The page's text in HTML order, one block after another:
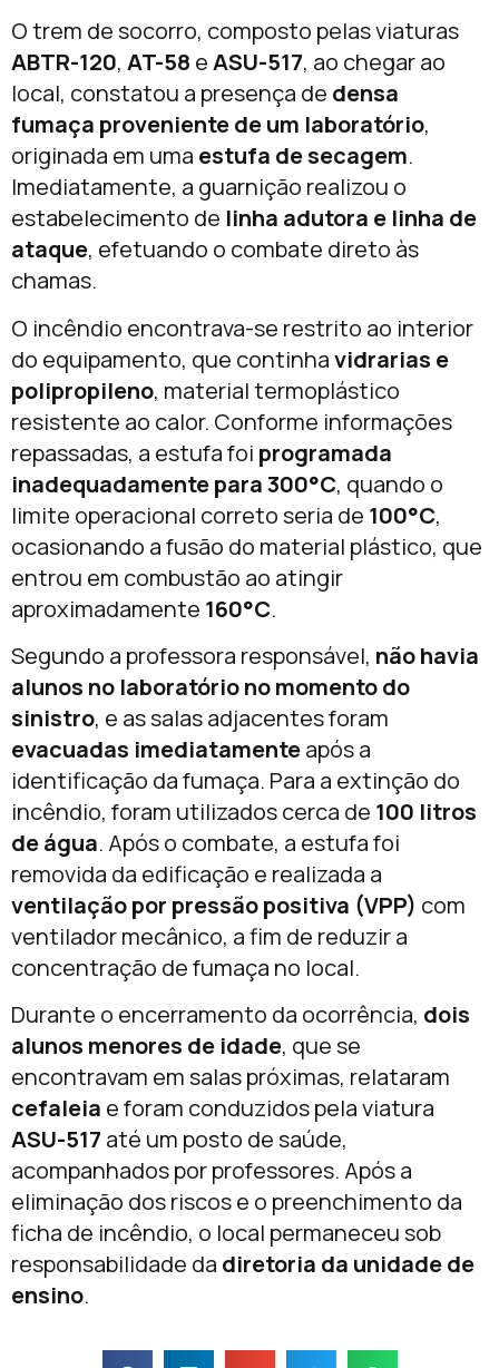
O trem de socorro, composto pelas viaturas
ABTR-120, AT-58 eASU-517, ao chegar ao
local, constatou a presença de densa
fumaça proveniente de um laboratório,
originada em uma estufa de secagem.
Imediatamente, a guarnição realizou o
estabelecimento de linha adutora e linha de
ataque, efetuando o combate direto às
chamas.
O incêndio encontrava-se restrito ao interior
do equipamento, que continhavidrarias e
polipropileno, material termoplástico
resistente ao calor. Conforme informações
repassadas, a estufa foi programada
inadequadamente para 300°C, quando o
limite operacional correto seria de 100°C,
ocasionando a fusão do material plástico, que
entrou em combustão ao atingir
aproximadamente 160°C.
Segundo a professora responsável, não havia
alunos no laboratório no momento do
sinistro, e as salas adjacentes foram
evacuadas imediatamenteapós a
identificação da fumaça. Para a extinção do
incêndio, foram utilizados cerca de 100 litros
de água. Após o combate, a estufa foi
removida da edificação e realizada a
ventilação por pressão positiva (VPP) com
ventilador mecânico, a fim de reduzir a
concentração de fumaça no local.
Durante o encerramento da ocorrência, dois
alunos menores de idade, que se
encontravam em salas próximas, relataram
cefaleia e foram conduzidos pela viatura
ASU-517 até um posto de saúde,
acompanhados por professores. Após a
eliminação dos riscos e o preenchimento da
ficha de incêndio, o local permaneceu sob
responsabilidade da diretoria da unidade de
ensino.